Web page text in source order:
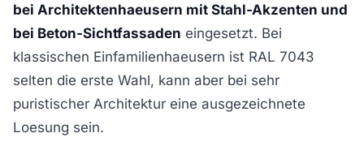
bei Architektenhaeusern mit Stahl-Akzenten und
bei Beton-Sichtfassaden eingesetzt. Bei
klassischen Einfamilienhaeusern ist RAL 7043
selten die erste Wahl, kann aber bei sehr
puristischer Architektur eine ausgezeichnete
Loesung sein.